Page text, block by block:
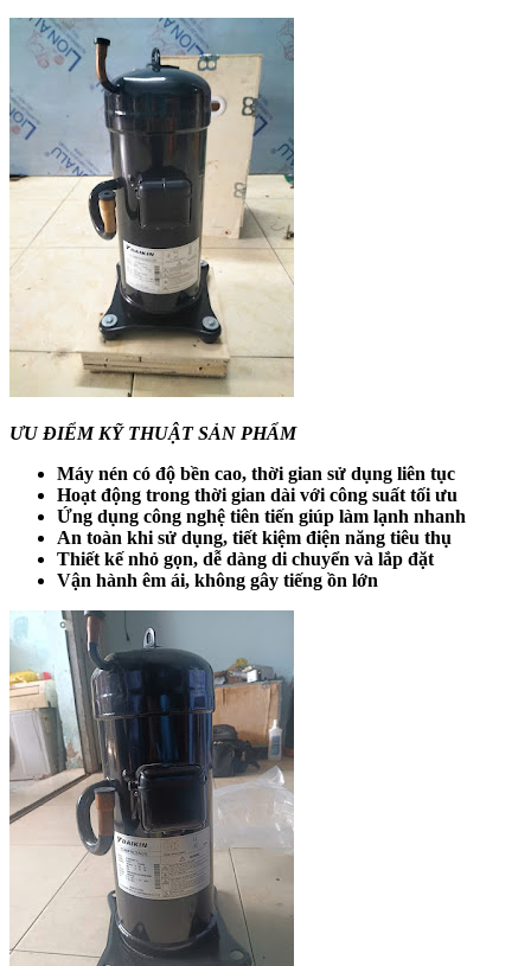
ƯU ĐIỂM KỸ THUẬT SẢN PHẨM
Máy nén có độ bền cao, thời gian sử dụng liên tục
Hoạt động trong thời gian dài với công suất tối ưu
Ứng dụng công nghệ tiên tiến giúp làm lạnh nhanh
An toàn khi sử dụng, tiết kiệm điện năng tiêu thụ
Thiết kế nhỏ gọn, dễ dàng di chuyển và lắp đặt
Vận hành êm ái, không gây tiếng ồn lớn